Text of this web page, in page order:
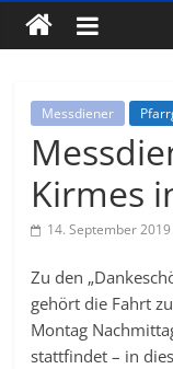
Messdiener
Kirmes
14. September 2019
Zu den
gehört die Fahrt
Montag
stattfindet – in